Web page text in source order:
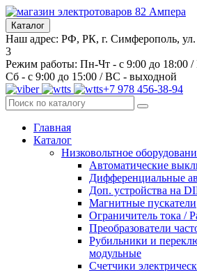
Каталог
Наш адрес: РФ, РК, г. Симферополь, ул.
3
Режим работы: Пн-Чт - с 9:00 до 18:00 /
Сб - с 9:00 до 15:00 / ВС - выходной
+7 978 456-38-94
Главная
Каталог
Низковольтное
Автоматические
Дифференциальные
Доп. устройства на
Магнитные пускатели
Ограничитель тока /
Преобразователи
Рубильники и
модульные
Счетчики